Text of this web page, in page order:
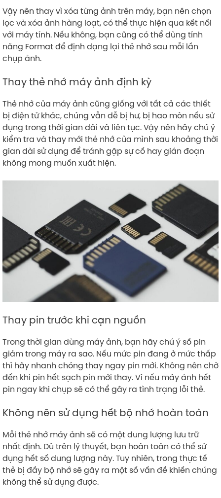
Vậy nên thay vì xóa từng ảnh trên máy, bạn nên chọn
lọc và xóa ảnh hàng loạt, có thể thực hiện qua kết nối
với máy tính. Nếu không, bạn cũng có thể dùng tính
năng Format để định dạng lại thẻ nhớ sau mỗi lần
chụp ảnh.
Thay thẻ nhớ máy ảnh định kỳ
Thẻ nhớ của máy ảnh cũng giống với tất cả các thiết
bị điện tử khác, chúng vẫn dễ bị hư, bị hao mòn nếu sử
dụng trong thời gian dài và liên tục. Vậy nên hãy chú ý
kiểm tra và thay mới thẻ nhớ của mình sau khoảng thời
gian dài sử dụng để tránh gặp sự cố hay gián đoạn
không mong muốn xuất hiện.
Thay pin trước khi cạn nguồn
Trong thời gian dùng máy ảnh, bạn hãy chú ý số pin
giảm trong máy ra sao. Nếu mức pin đang ở mức thấp
thì hãy nhanh chóng thay ngay pin mới. Không nên chờ
đến khi pin hết sạch pin mới thay. Vì nếu máy ảnh hết
pin ngay khi chụp sẽ có thể gây ra tình trạng lỗi thẻ.
Không nên sử dụng hết bộ nhớ hoàn toàn
Mỗi thẻ nhớ máy ảnh sẽ có một dung lượng lưu trữ
nhất định. Dù trên lý thuyết, bạn hoàn toàn có thể sử
dụng hết số dung lượng này. Tuy nhiên, trong thực tế
thẻ bị đầy bộ nhớ sẽ gây ra một số vấn đề khiến chúng
không thể sử dụng được.